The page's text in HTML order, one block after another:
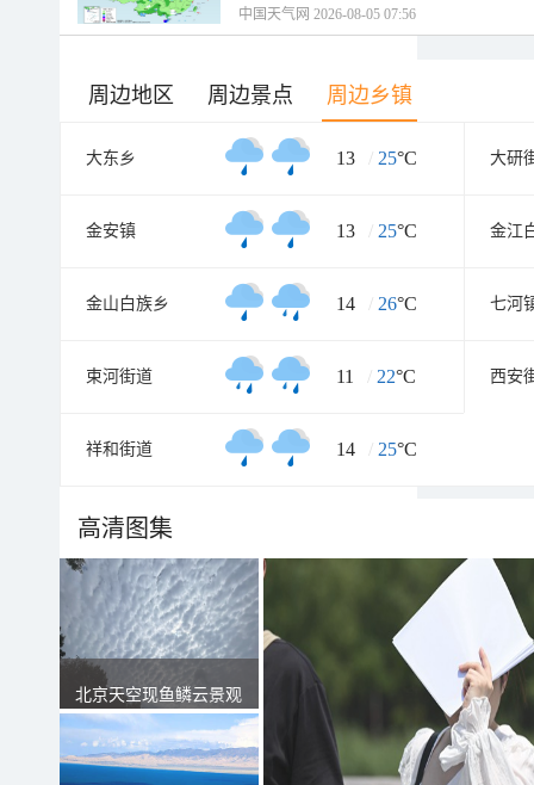
中国天气网 2026-08-05 07:56
周边地区 周边景点 周边乡镇
大东乡 13 / 25°C 大研
金安镇 13 / 25°C 金江
金山白族乡 14 / 26°C 七河
束河街道 11 / 22°C 西安
祥和街道 14 / 25°C
高清图集
北京天空现鱼鳞云景观